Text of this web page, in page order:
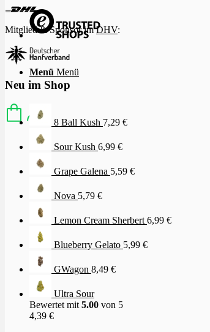
Menü Menü
Mitglied & Sponsor imDHV:
Neu im Shop
8 Ball Kush 7,29 €
Sour Kush 6,99 €
Grape Galena 5,59 €
Nova 5,79 €
Lemon Cream Sherbert 6,99 €
Blueberry Gelato 5,99 €
GWagon 8,49 €
Ultra Sour
Bewertet mit 5.00 von 5
4,39 €